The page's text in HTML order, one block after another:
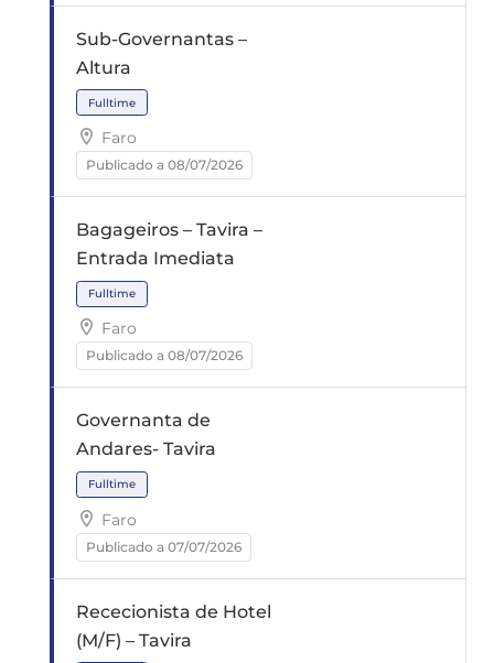
Fulltime
Sub-Governantas –
Altura
Faro
Publicado a 08/07/2026
Bagageiros – Tavira –
Entrada Imediata
Faro
Publicado a 08/07/2026
Governanta de
Andares- Tavira
Faro
Publicado a 07/07/2026
Rececionista de Hotel
(M/F) – Tavira